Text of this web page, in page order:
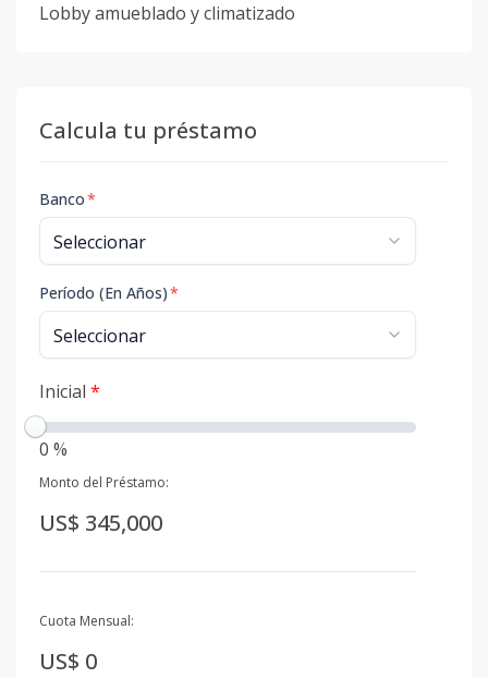
Lobby amueblado y climatizado
Calcula tu préstamo
Banco*
Período (En Años)*
Inicial *
0 %
Monto del Préstamo:
US$ 345,000
Cuota Mensual:
US$ 0